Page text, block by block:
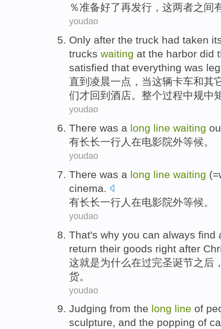
％准备好了再发行，这两者之间
youdao
Only after the truck had taken
trucks waiting at the harbor did
satisfied that everything was
直到 凌晨一点， 当这辆卡车和其
们才回到 酒店。整个过程中规中
youdao
There was a long line waiting
有长长一行人 在电影院外等候。
youdao
There was a long line waiting (=
cinema.
有长长一行人 在电影院外等候。
youdao
That's why you can always find
return their goods right after
这就是为什么在过完圣诞节之后
货。
youdao
Judging from the long line of
sculpture, and the popping of